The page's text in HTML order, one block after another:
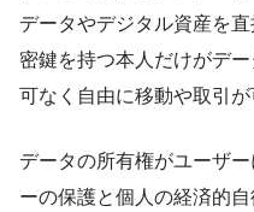
データやデジタル資産を
密鍵を持つ本人だけがデ
可なく自由に移動や取引が
データの所有権がユーザ
ーの保護と個人の経済的